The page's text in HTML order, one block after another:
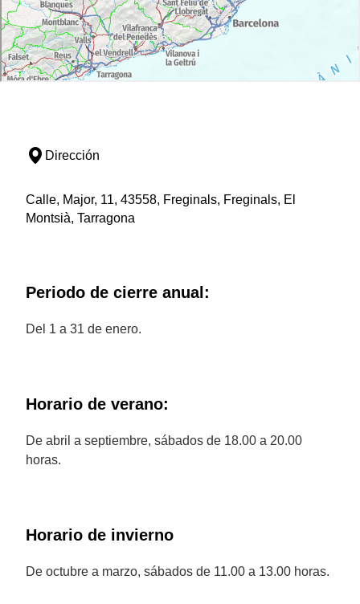
Dirección
Calle, Major, 11, 43558, Freginals, Freginals, El
Montsià, Tarragona
Periodo de cierre anual:
Del 1 a 31 de enero.
Horario de verano:
De abril a septiembre, sábados de 18.00 a 20.00
horas.
Horario de invierno
De octubre a marzo, sábados de 11.00 a 13.00 horas.